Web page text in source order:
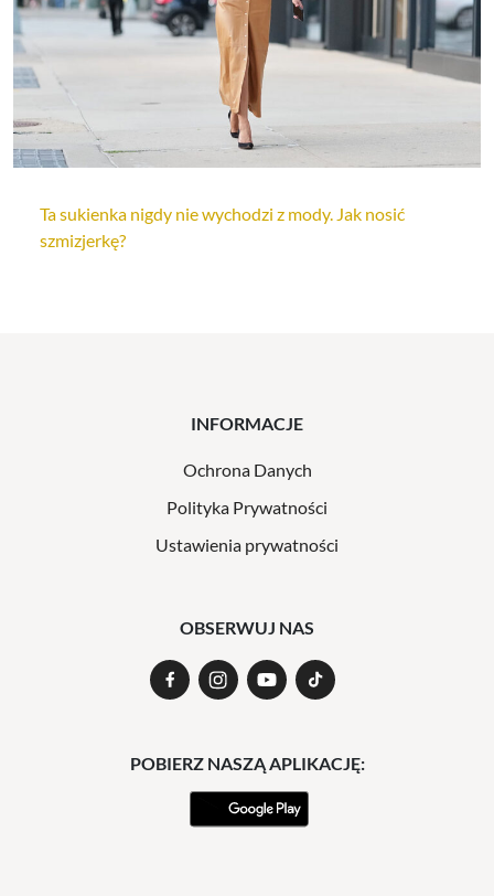
Ta sukienka nigdy nie wychodzi z mody. Jak nosić
szmizjerkę?
INFORMACJE
Ochrona Danych
Polityka Prywatności
Ustawienia prywatności
OBSERWUJ NAS
POBIERZ NASZĄ APLIKACJĘ: